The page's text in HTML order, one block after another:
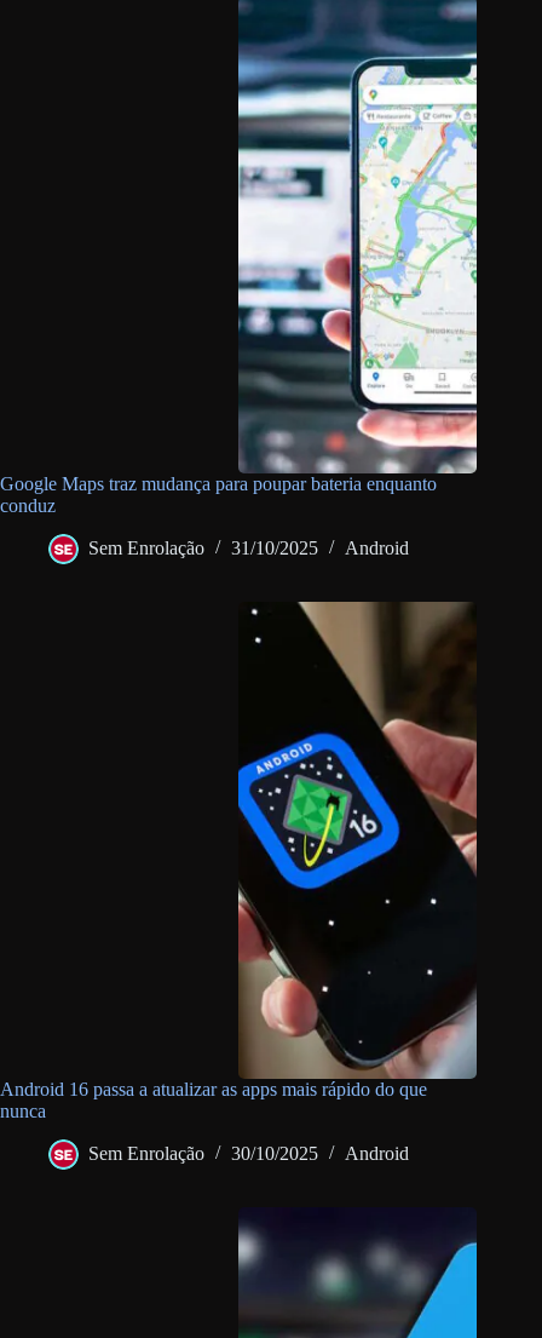
Google Maps traz mudança para poupar bateria enquanto
conduz
Sem Enrolação 31/10/2025 Android
Android 16 passa a atualizar as apps mais rápido do que
nunca
Sem Enrolação 30/10/2025 Android